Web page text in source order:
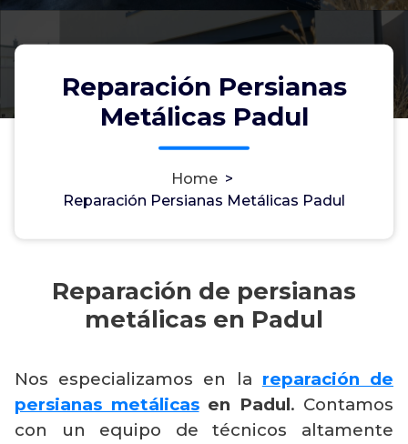
Reparación Persianas
Metálicas Padul
Home >
Reparación Persianas Metálicas Padul
Reparación de persianas
metálicas en Padul
Nos especializamos en la reparación de
persianas metálicasen Padul. Contamos
con un equipo de técnicos altamente